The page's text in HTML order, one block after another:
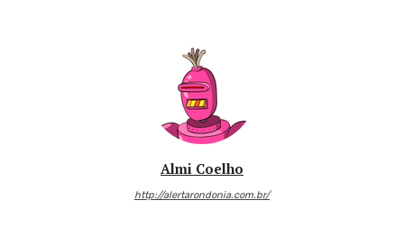
Almi Coelho
http://alertarondonia.com.br/